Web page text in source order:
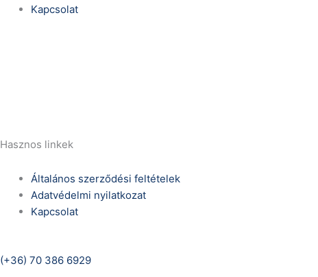
Kapcsolat
Hasznos linkek
Általános szerződési feltételek
Adatvédelmi nyilatkozat
Kapcsolat
(+36) 70 386 6929